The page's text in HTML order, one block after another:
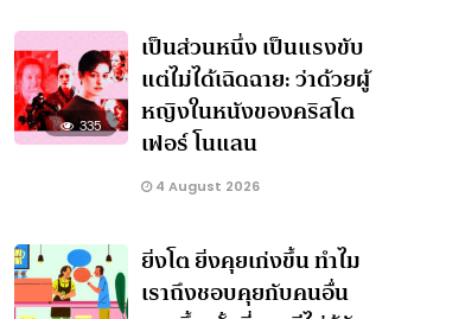
335
เป็นส่วนหนึ่ง เป็นแรงขับ
แต่ไม่ได้เฉิดฉาย: ว่าด้วยผู้
หญิงในหนังของคริสโต
เฟอร์ โนแลน
4 August 2026
ยิ่งโต ยิ่งคุยเก่งขึ้น ทำไม
เราถึงชอบคุยกับคนอื่น